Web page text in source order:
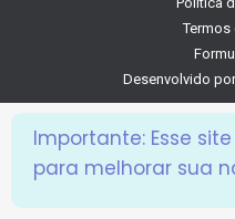
Termos
Desenvolvido
Importante: Esse
para melhorar sua